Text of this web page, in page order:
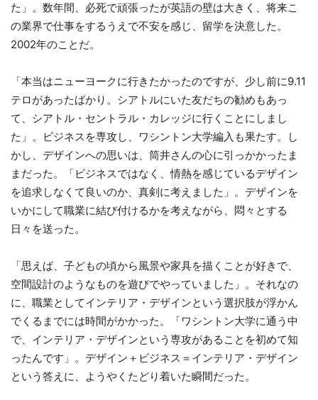
た」。数年間、必死で頑張ったが英語の壁は大きく、将来こ
の業界で仕事をするうえで不安を感じ、留学を決意した。
2002年のことだ。
「本当はニューヨークに行きたかったのですが、少し前に9.11
テロがあったばかり。シアトルにいた友だちの勧めもあっ
て、シアトル・セントラル・カレッジに行くことにしまし
た」。ビジネスを専攻し、ワシントン大学編入も果たす。し
かし、デザインへの思いは、筒井さんの心に引っかかったま
まだった。「ビジネスではなく、情熱を感じているデザイン
を追求しなくて良いのか、真剣に考えました」。デザインを
いかにして職業に結び付けるかを考えながら、悶々とする
日々を送った。
「思えば、子どもの頃から風景や家具を描くことが好きで、
空間設計のようなものを遊びでやっていました」。それなの
に、職業としてインテリア・デザインという選択肢が浮かん
でくるまでには時間がかかった。「ワシントン大学に通う中
で、インテリア・デザインという専攻があることを初めて知
ったんです」。デザイン＋ビジネス＝インテリア・デザイン
という答えに、ようやくたどり着いた瞬間だった。